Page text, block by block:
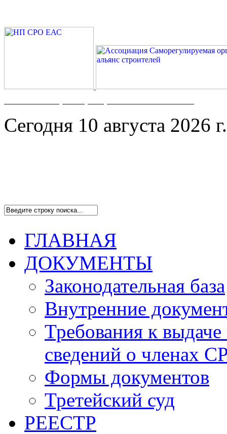
Сегодня 10 августа 2026 г.
ГЛАВНАЯ
ДОКУМЕНТЫ
Законодательная база
Внутренние
Требования к
сведений о членах
Формы документов
Третейский суд
РЕЕСТР